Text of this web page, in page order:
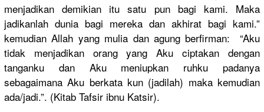
menjadikan demikian itu satu pun bagi kami. Maka
jadikanlah dunia bagi mereka dan akhirat bagi kami.”
kemudian Allah yang mulia dan agung berfirman: “Aku
tidak menjadikan orang yang Aku ciptakan dengan
tanganku dan Aku meniupkan ruhku padanya
sebagaimana Aku berkata kun (jadilah) maka kemudian
ada/jadi.”. (Kitab Tafsir ibnu Katsir).